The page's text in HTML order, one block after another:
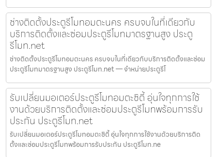
ช่างติดตั้งประตูรีโมทอมตะนคร ครบจบในที่เดียวกับ
บริการติดตั้งและซ่อมประตูรีโมทมาตรฐานสูง ประตู
รีโมท.net
ช่างติดตั้งประตูรีโมทอมตะนคร ครบจบในที่เดียวกับบริการติดตั้งและซ่อม
ประตูรีโมทมาตรฐานสูง ประตูรีโมท.net — จำหน่ายประตูรีโ
รับเปลี่ยนมอเตอร์ประตูรีโมทอมตะซิตี้ อุ่นใจทุกการใช้
งานด้วยบริการติดตั้งและซ่อมประตูรีโมทพร้อมการรับ
ประกัน ประตูรีโมท.net
รับเปลี่ยนมอเตอร์ประตูรีโมทอมตะซิตี้ อุ่นใจทุกการใช้งานด้วยบริการติด
ตั้งและซ่อมประตูรีโมทพร้อมการรับประกัน ประตูรีโมท.ne